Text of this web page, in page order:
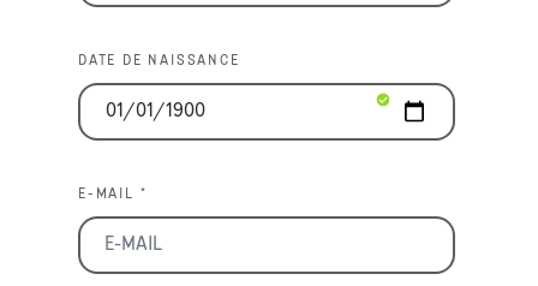
DATE DE NAISSANCE
E-MAIL *